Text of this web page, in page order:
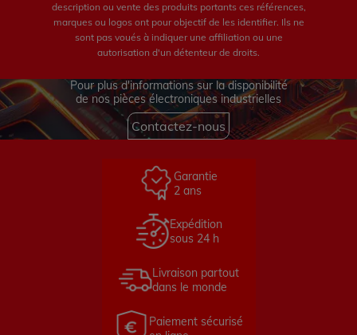
description ou vente des produits portants ces références,
marques ou logos ont pour objectif de les identifier. Ils ne
sont pas voués à indiquer une affiliation ou une
autorisation d'un détenteur de droits.
Pour plus d'informations sur la disponibilité
de nos pièces électroniques industrielles
Contactez-nous
Garantie
2 ans
Expédition
sous 24 h
Livraison partout
dans le monde
Paiement sécurisé